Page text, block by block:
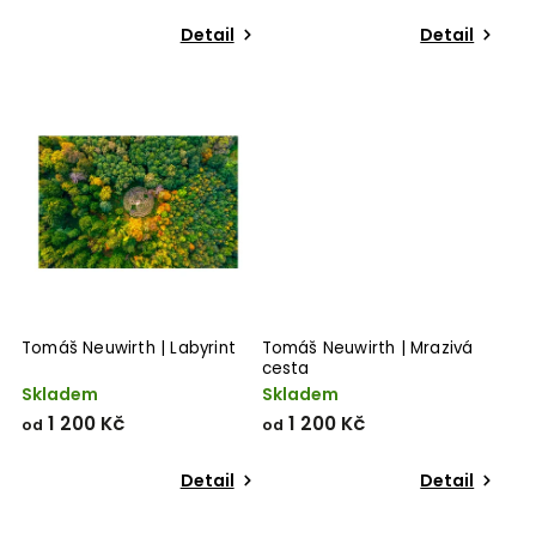
Detail Detail
Tomáš Neuwirth | Labyrint
Skladem
od 1 200 Kč
Detail
Tomáš Neuwirth | Mrazivá
cesta
Skladem
od 1 200 Kč
Detail